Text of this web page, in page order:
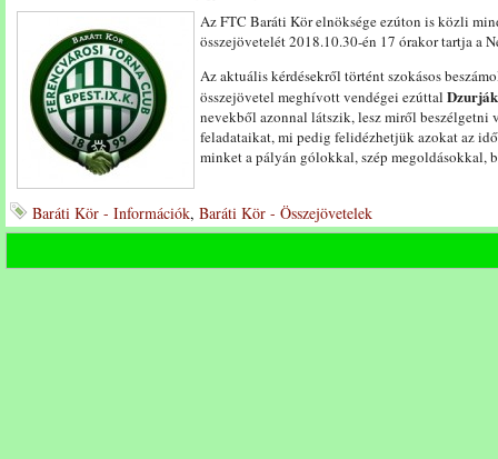
Az FTC Baráti Kör elnöksége ezúton is közli
összejövetelét 2018.10.30-én 17 órakor tartja a
Az aktuális kérdésekről történt szokásos
összejövetel meghívott vendégei ezúttal
nevekből azonnal látszik, lesz miről beszélgetni
feladataikat, mi pedig felidézhetjük azokat az
minket a pályán gólokkal, szép megoldásokkal,
Baráti Kör - Információk, Baráti Kör - Összejövetelek